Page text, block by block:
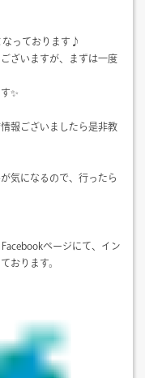
なっております♪
ざいますが、まずは一度
✨
報ございましたら是非教
気になるので、行ったら
ページにて、イン
おります。